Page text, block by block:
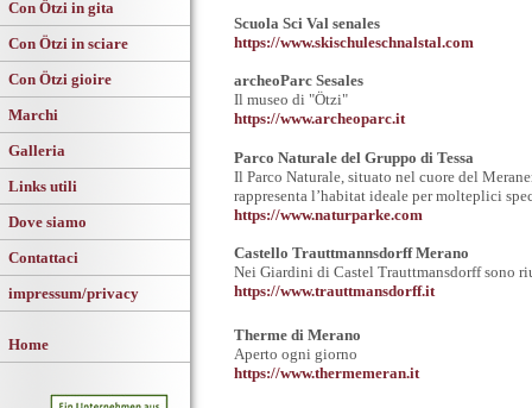
Con Ötzi in gita
Con Ötzi in sciare
Con Ötzi gioire
Marchi
Galleria
Links utili
Dove siamo
Contattaci
impressum/privacy
Home
Scuola Sci Val senales
https://www.skischuleschnalstal.com
archeoParc Sesales
Il museo di "Ötzi"
https://www.archeoparc.it
Parco Naturale del Gruppo di Tessa
Il Parco Naturale, situato nel cuore del
rappresenta l’habitat ideale per molteplici
https://www.naturparke.com
Castello Trauttmannsdorff Merano
Nei Giardini di Castel Trauttmansdorff sono
https://www.trauttmansdorff.it
Therme di Merano
Aperto ogni giorno
https://www.thermemeran.it